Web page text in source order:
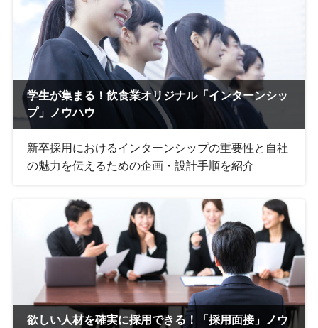
学生が集まる！ 飲食業オリジナル「インターンシッ
プ」ノウハウ
新卒採用におけるインターンシップの重要性と自社
の魅力を伝えるための企画・設計手順を紹介
欲しい人材を確実に採用できる！「採用面接」ノウ